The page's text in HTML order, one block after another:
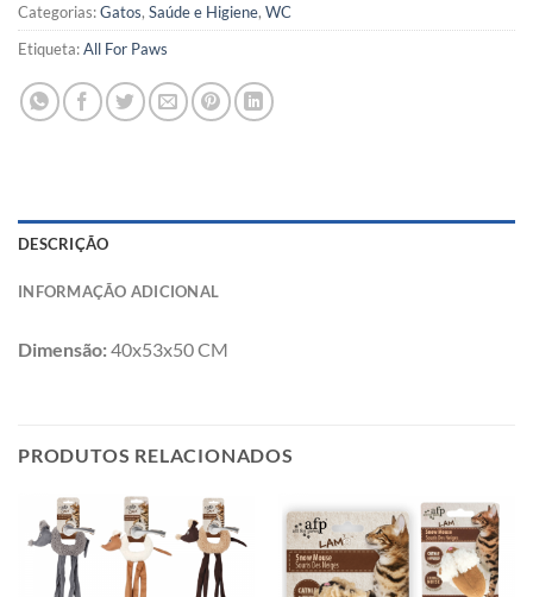
Categorias:Gatos, Saúde e Higiene, WC
Etiqueta:All For Paws
DESCRIÇÃO
INFORMAÇÃO ADICIONAL
Dimensão:40x53x50 CM
PRODUTOS RELACIONADOS